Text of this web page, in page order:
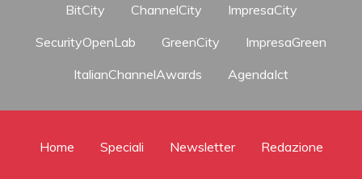
BitCity ChannelCity
ImpresaCity
SecurityOpenLab
GreenCity
ImpresaGreen
ItalianChannelAwards
AgendaIct
Home Speciali Newsletter Redazione